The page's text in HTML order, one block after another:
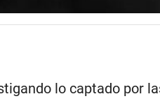
lo captado por